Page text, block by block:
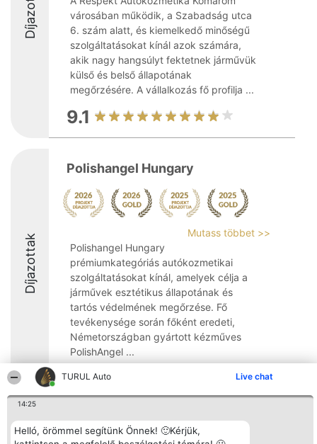
TURUL Auto Live chat
14:25
Helló, örömmel segítünk Önnek! 🙂Kérjük,
városában működik, a Szabadság utca
6. szám alatt, és kiemelkedő minőségű
szolgáltatásokat kínál azok számára,
akik nagy hangsúlyt fektetnek járművük
külső és belső állapotának
megőrzésére. A vállalkozás fő profilja ...
9.1
Díjazottak
Polishangel Hungary
Mutass többet >>
Polishangel Hungary
prémiumkategóriás autókozmetikai
szolgáltatásokat kínál, amelyek célja a
járművek esztétikus állapotának és
tartós védelmének megőrzése. Fő
tevékenysége során főként eredeti,
Németországban gyártott kézműves
PolishAngel ...
10
Rangsorszervező
SC Beautiful Company S.R.L.
Népszavazás
Nyertesek
Elérhetőség
Elérhetőség